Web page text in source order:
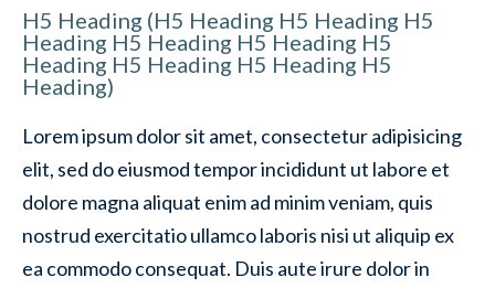
H5 Heading (H5 Heading H5 Heading H5
Heading H5 Heading H5 Heading H5
Heading H5 Heading H5 Heading H5
Heading)
Lorem ipsum dolor sit amet, consectetur adipisicing
elit, sed do eiusmod tempor incididunt ut labore et
dolore magna aliquat enim ad minim veniam, quis
nostrud exercitatio ullamco laboris nisi ut aliquip ex
ea commodo consequat. Duis aute irure dolor in